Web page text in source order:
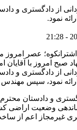
از دادگستری و
نمود.
عصر
امروز با آقایان
از دادگستری و
ارائه نمود، سپس
و دادستان
وضعیت
غیرمجاز اعم از